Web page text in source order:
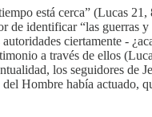
está cerca” (Lucas
identificar “las guerras
ciertamente -
a través de ellos
los seguidores de
Hombre había actuado,